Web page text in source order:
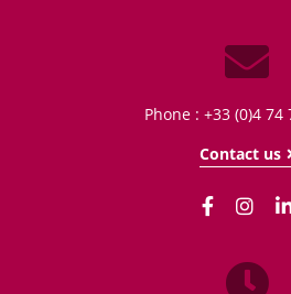
Phone : +33 (0)4 74
Contact us